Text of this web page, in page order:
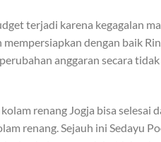
terjadi karena kegagalan
dengan baik
anggaran secara
renang Jogja bisa selesai
renang. Sejauh ini Sedayu